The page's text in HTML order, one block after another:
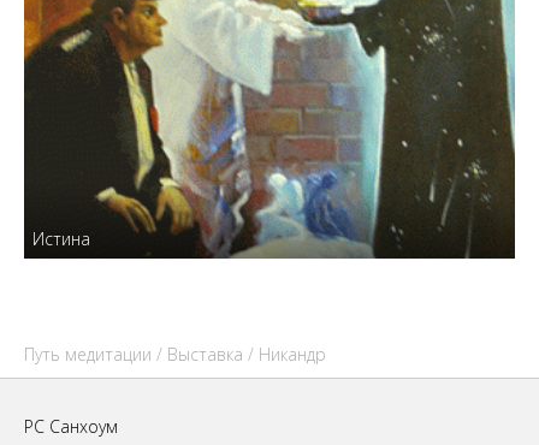
Истина
Путь медитации / Выставка / Никандр
РС Санхоум